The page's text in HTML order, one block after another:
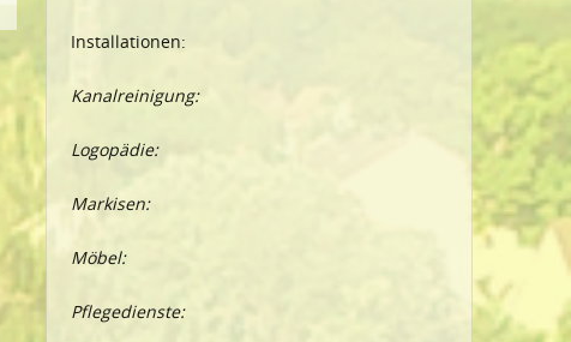
Installationen:
Kanalreinigung:
Logopädie:
Markisen:
Möbel:
Pflegedienste: